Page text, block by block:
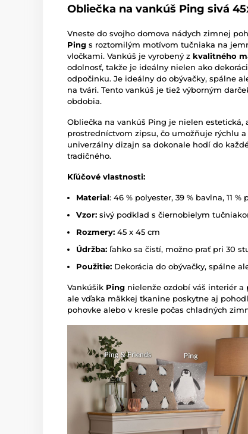
Obliečka na vankúš Ping sivá
Vneste do svojho domova nádych zimnej
Ping s roztomilým motívom tučniaka na
vločkami. Vankúš je vyrobený z kvalitného
odolnosť, takže je ideálny nielen ako
odpočinku. Je ideálny do obývačky, spálne
na tvári. Tento vankúš je tiež výborným
obdobia.
Obliečka na vankúš Ping je nielen estetická,
prostredníctvom zipsu, čo umožňuje rýchlu
univerzálny dizajn sa dokonale hodí do
tradičného.
Kľúčové vlastnosti:
Material: 46 % polyester, 39 % bavlna, 11 %
Vzor: sivý podklad s čiernobielym
Rozmery: 45 x 45 cm
Údržba: ľahko sa čistí, možno prať pri 30
Použitie: Dekorácia do obývačky, spálne
Vankúšik Ping nielenže ozdobí váš interiér
ale vďaka mäkkej tkanine poskytne aj
pohovke alebo v kresle počas chladných